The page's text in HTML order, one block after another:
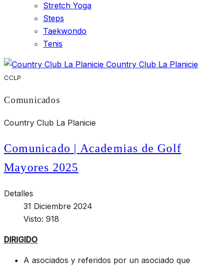
Stretch Yoga
Steps
Taekwondo
Tenis
Country Club La Planicie
CCLP
Comunicados
Country Club La Planicie
Comunicado | Academias de Golf
Mayores 2025
Detalles
31 Diciembre 2024
Visto: 918
DIRIGIDO
A asociados y referidos por un asociado que